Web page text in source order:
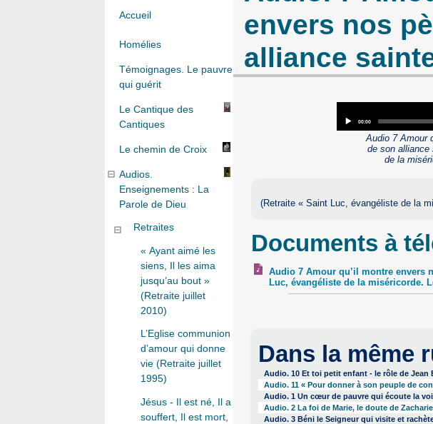
envers nos
alliance
Current
time
00:00
Audio 7 Amour
de son alliance
de la
(Retraite « Saint Luc, évangéliste de la
Documents à
Audio 7 Amour qu’il montre envers
Luc, évangéliste de la miséricorde.
Dans la même
Audio. 10 Et toi petit enfant - le rôle de Jean
Audio. 11 « Pour donner à son peuple de
Audio. 1 Un cœur de pauvre qui écoute la
Audio. 2 La foi de Marie, le doute de Zacharie
Audio. 3 Béni le Seigneur qui visite et
Accueil
Homélies
Témoignages. Le pauvre
qui guérit
Le Cantique des
Cantiques
Le chemin de Croix
Audios.
Enseignements : La
Parole de Dieu
Retraites
« Ayant aimé les
siens, Il les aima
jusqu’au bout »
(Retraite juillet
2010)
L’Eglise communion
d’amour qui donne
vie (Retraite juillet
1995)
Jésus - Il est né, Il a
souffert, Il est mort,